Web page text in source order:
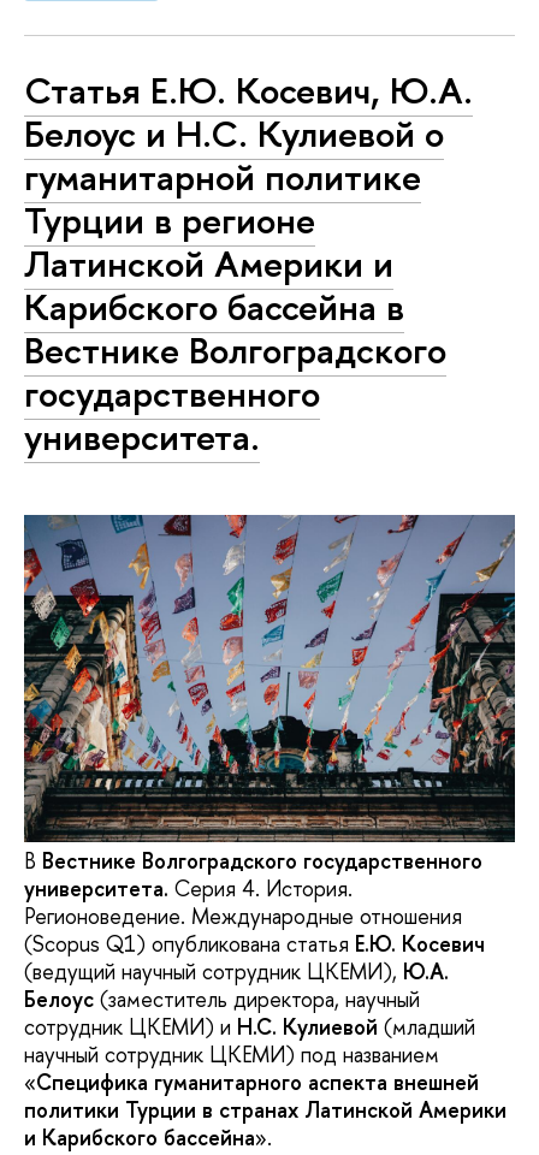
Статья Е.Ю. Косевич, Ю.А.
Белоус и Н.С. Кулиевой о
гуманитарной политике
Турции в регионе
Латинской Америки и
Карибского бассейна в
Вестнике Волгоградского
государственного
университета.
В Вестнике Волгоградского государственного
университета. Серия 4. История.
Регионоведение. Международные отношения
(Scopus Q1) опубликована статья Е.Ю. Косевич
(ведущий научный сотрудник ЦКЕМИ), Ю.А.
Белоус (заместитель директора, научный
сотрудник ЦКЕМИ) и Н.С. Кулиевой (младший
научный сотрудник ЦКЕМИ) под названием
«Специфика гуманитарного аспекта внешней
политики Турции в странах Латинской Америки
и Карибского бассейна».